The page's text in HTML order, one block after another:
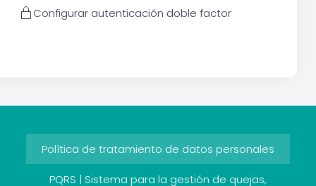
Configurar autenticación doble factor
Política de tratamiento de datos personales
PQRS | Sistema para la gestión de quejas,